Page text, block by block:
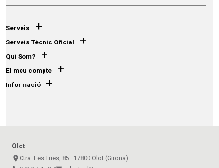
Serveis +
Serveis Tècnic Oficial +
Qui Som? +
El meu compte +
Informació +
Olot
place Ctra. Les Tries, 85 · 17800 Olot (Girona)